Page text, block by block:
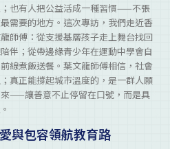
也有人把公益活成一種習慣——不張
需要的地方。這次專訪，我們走近香
師傅：從支援基層孩子走上舞台找回
伴；從帶邊緣青少年在運動中學會自
線煮飯送餐。葉文龍師傅相信，社會
真正能撐起城市溫度的，是一群人願
——讓善意不止停留在口號，而是具
與包容領航教育路